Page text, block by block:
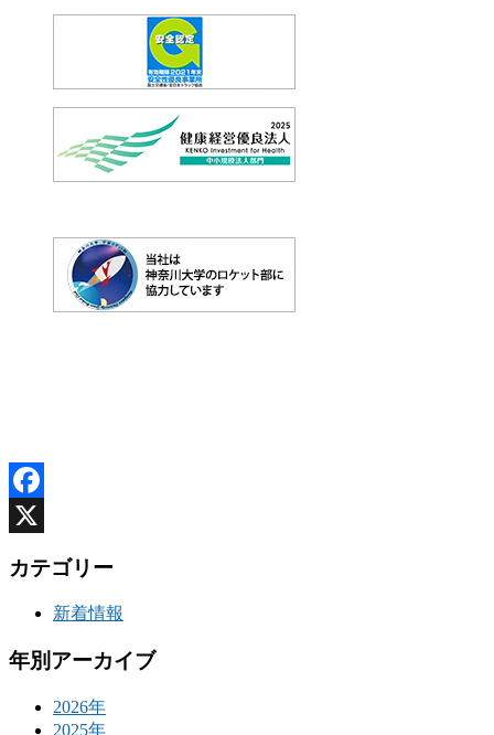
Facebook
カテゴリー
新着情報
年別アーカイブ
2026年
2025年